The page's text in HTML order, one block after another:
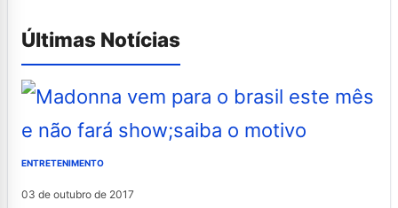
Últimas Notícias
ENTRETENIMENTO
03 de outubro de 2017